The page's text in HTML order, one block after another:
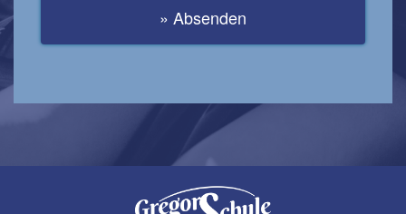
» Absenden